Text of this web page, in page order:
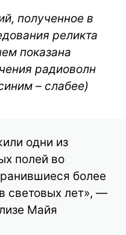
полученное в
реликта
показана
радиоволн
– слабее)
одни из
полей во
более
световых лет», —
Майя